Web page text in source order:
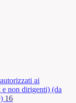
ai
non dirigenti) (da
16